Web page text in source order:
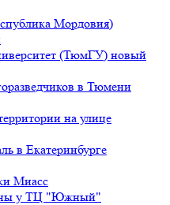
Мордовия)
(ТюмГУ) новый
в Тюмени
на улице
в Екатеринбурге
Миасс
у ТЦ "Южный"